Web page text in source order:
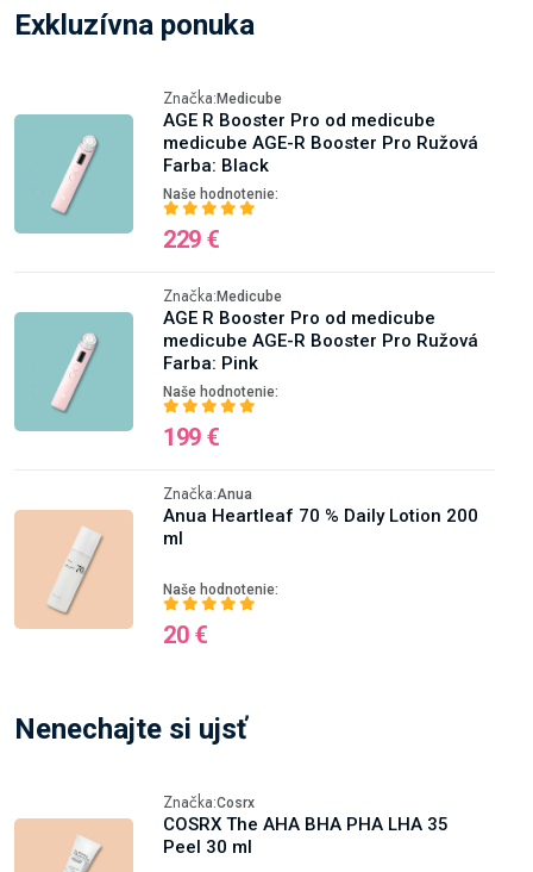
Exkluzívna ponuka
Značka: Medicube
AGE R Booster Pro od medicube
medicube AGE-R Booster Pro Ružová
Farba: Black
Naše hodnotenie:
229 €
Značka: Medicube
AGE R Booster Pro od medicube
medicube AGE-R Booster Pro Ružová
Farba: Pink
Naše hodnotenie:
199 €
Značka:Anua
Anua Heartleaf 70 % Daily Lotion 200
ml
Naše hodnotenie:
20 €
Nenechajte si ujsť
Značka:Cosrx
COSRX The AHA BHA PHA LHA 35
Peel 30 ml